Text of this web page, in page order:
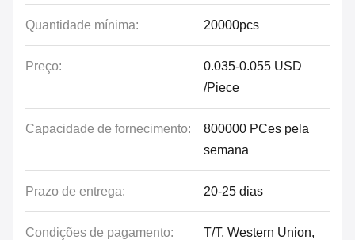
Quantidade mínima: 20000pcs
Preço:
0.035-0.055 USD
/Piece
Capacidade de fornecimento:
800000 PCes pela
semana
Prazo de entrega: 20-25 dias
Condições de pagamento:
T/T, Western Union,